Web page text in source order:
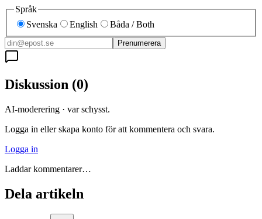
Språk
Svenska
English Båda / Both
Prenumerera
Diskussion (0)
AI-moderering · var schysst.
Logga in eller skapa konto för att kommentera och svara.
Logga in
Laddar kommentarer…
Dela artikeln